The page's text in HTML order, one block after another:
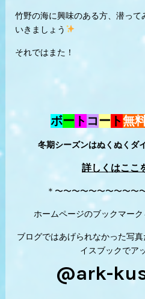
竹野の海に興味のある方、潜っ
いきましょう
それではまた！
ボー ト コー ト無
冬期シーズンはぬくぬくダ
詳しくはここ
＊〜〜〜〜〜〜〜〜〜〜
ホームページのブックマーク
ブログではあげられなかった写
イスブックでア
@ark-